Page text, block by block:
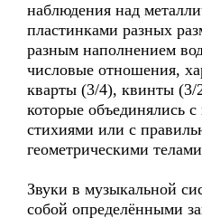
наблюдения над
пластинками разных
разным наполнением
числовые отношения,
кварты (3/4), квинты (3/
которые объединялись
стихиями или с
геометрическими
Звуки в музыкальной
собой определёнными